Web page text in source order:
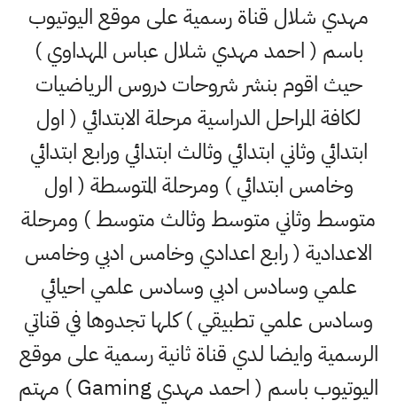
مهدي شلال قناة رسمية على موقع اليوتيوب
باسم ( احمد مهدي شلال عباس المهداوي )
حيث اقوم بنشر شروحات دروس الرياضيات
لكافة المراحل الدراسية مرحلة الابتدائي ( اول
ابتدائي وثاني ابتدائي وثالث ابتدائي ورابع ابتدائي
وخامس ابتدائي ) ومرحلة المتوسطة ( اول
متوسط وثاني متوسط وثالث متوسط ) ومرحلة
الاعدادية ( رابع اعدادي وخامس ادبي وخامس
علمي وسادس ادبي وسادس علمي احيائي
وسادس علمي تطبيقي ) كلها تجدوها في قناتي
الرسمية وايضا لدي قناة ثانية رسمية على موقع
اليوتيوب باسم ( احمد مهدي Gaming ) مهتم